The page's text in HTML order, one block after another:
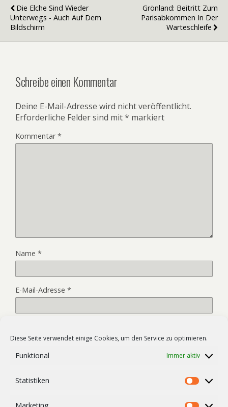
Diese Seite verwendet einige Cookies, um den Service zu optimieren.
Funktional Immer aktiv
Statistiken
Die Elche Sind Wieder
Unterwegs - Auch Auf Dem
Bildschirm
Grönland: Beitritt Zum
Parisabkommen In Der
Warteschleife
Schreibe einen Kommentar
Deine E-Mail-Adresse wird nicht veröffentlicht.
Erforderliche Felder sind mit* markiert
Kommentar*
Name *
E-Mail-Adresse *
meinen nächsten Kommentar speichern.